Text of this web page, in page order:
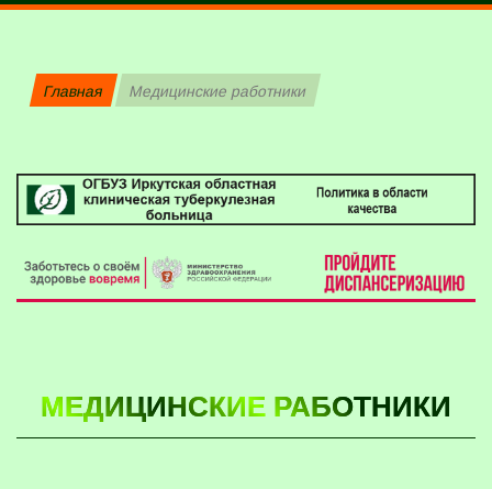
Главная Медицинские работники
МЕДИЦИНСКИЕ РАБОТНИКИ